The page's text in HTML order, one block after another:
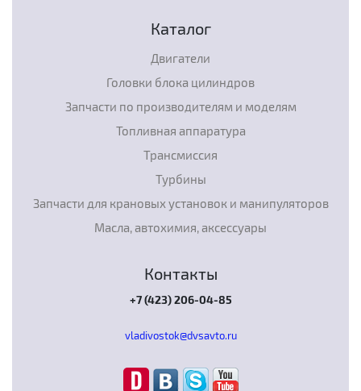
Каталог
Двигатели
Головки блока цилиндров
Запчасти по производителям и моделям
Топливная аппаратура
Трансмиссия
Турбины
Запчасти для крановых установок и манипуляторов
Масла, автохимия, аксессуары
Контакты
+7 (423) 206-04-85
vladivostok@dvsavto.ru